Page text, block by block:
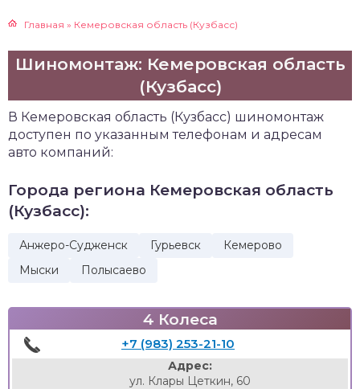
Главная » Кемеровская область (Кузбасс)
Шиномонтаж: Кемеровская область
(Кузбасс)
В Кемеровская область (Кузбасс) шиномонтаж
доступен по указанным телефонам и адресам
авто компаний:
Города региона Кемеровская область
(Кузбасс):
Анжеро-Судженск Гурьевск
Кемерово
Мыски
Полысаево
4 Колеса
+7 (983) 253-21-10
Адрес:
ул. Клары Цеткин, 60